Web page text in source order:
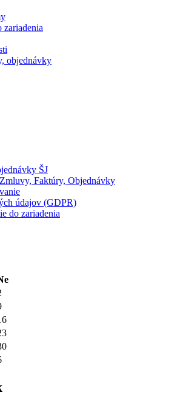
zariadenia
objednávky
ŠJ
Faktúry, Objednávky
údajov (GDPR)
do zariadenia